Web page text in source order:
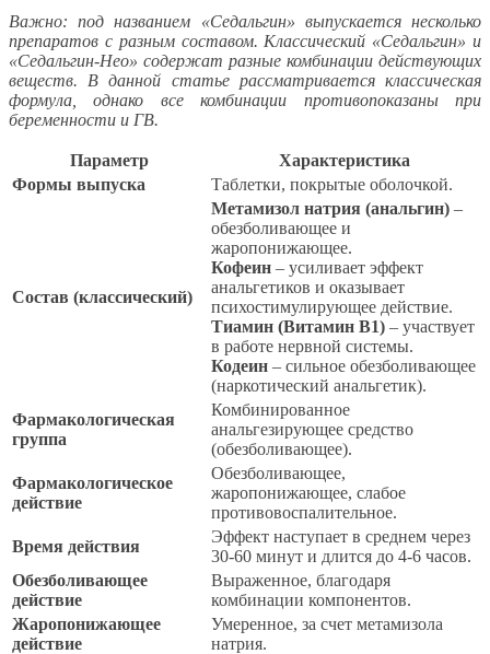
Важно: под названием «Седальгин» выпускается несколько
препаратов с разным составом. Классический «Седальгин» и
«Седальгин-Нео» содержат разные комбинации действующих
веществ. В данной статье рассматривается классическая
формула, однако все комбинации противопоказаны при
беременности и ГВ.
Параметр
Характеристика
Формы выпуска
Таблетки, покрытые оболочкой.
Состав (классический)
Метамизол натрия (анальгин) –
обезболивающее и
жаропонижающее.
Кофеин – усиливает эффект
анальгетиков и оказывает
психостимулирующее действие.
Тиамин (Витамин B1) – участвует
в работе нервной системы.
Кодеин – сильное обезболивающее
(наркотический анальгетик).
Фармакологическая
группа
Комбинированное
анальгезирующее средство
(обезболивающее).
Фармакологическое
действие
Обезболивающее,
жаропонижающее, слабое
противовоспалительное.
Время действия
Эффект наступает в среднем через
30-60 минут и длится до 4-6 часов.
Обезболивающее
действие
Выраженное, благодаря
комбинации компонентов.
Жаропонижающее
действие
Умеренное, за счет метамизола
натрия.